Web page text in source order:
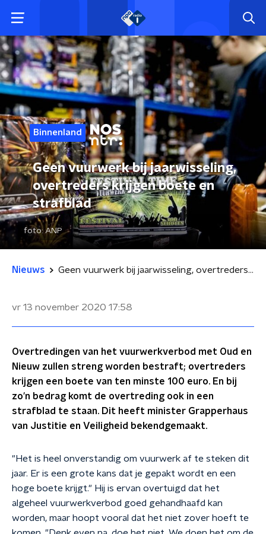
Binnenland
Geen vuurwerk bij jaarwisseling,
overtreders krijgen boete en
strafblad
foto:ANP
Nieuws Geen vuurwerk bij jaarwisseling, overtreders krijgen boete en strafblad
vr 13 november 2020 17:58
Overtredingen van het vuurwerkverbod met Oud en
Nieuw zullen streng worden bestraft; overtreders
krijgen een boete van ten minste 100 euro. En bij
zo'n bedrag komt de overtreding ook in een
strafblad te staan. Dit heeft minister Grapperhaus
van Justitie en Veiligheid bekendgemaakt.
"Het is heel onverstandig om vuurwerk af te steken dit
jaar. Er is een grote kans dat je gepakt wordt en een
hoge boete krijgt." Hij is ervan overtuigd dat het
algeheel vuurwerkverbod goed gehandhaafd kan
worden, maar hoopt vooral dat het niet zover hoeft te